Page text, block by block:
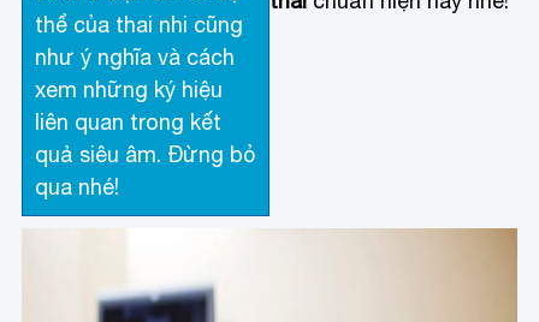
thể của thai nhi cũng
như ý nghĩa và cách
xem những ký hiệu
liên quan trong kết
quả siêu âm. Đừng bỏ
qua nhé!